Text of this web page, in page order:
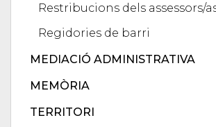
Restribucions dels assessors/
Regidories de barri
MEDIACIÓ ADMINISTRATIVA
MEMÒRIA
TERRITORI